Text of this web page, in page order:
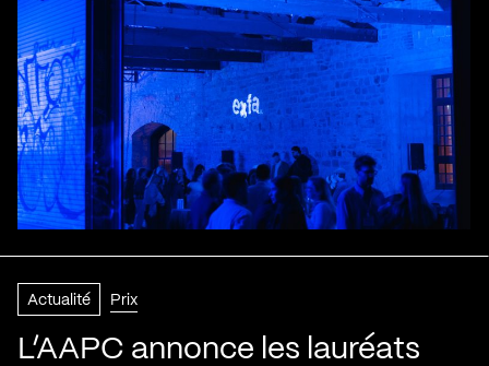
Actualité Prix
L’AAPC annonce les lauréats